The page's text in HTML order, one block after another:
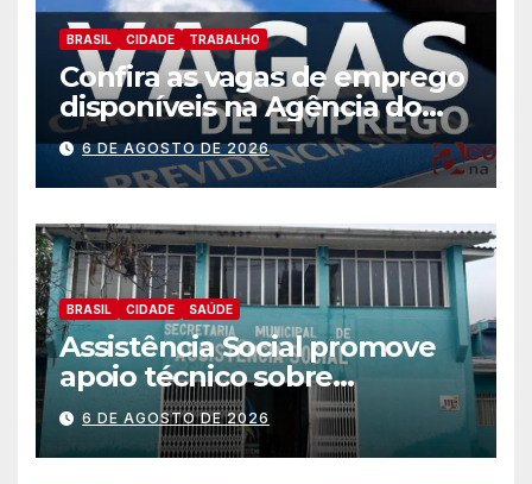
BRASIL CIDADE TRABALHO
Confira as vagas de emprego
disponíveis na Agência do
Trabalhador
6 DE AGOSTO DE 2026
BRASIL CIDADE SAÚDE
Assistência Social promove
apoio técnico sobre
preparação e resposta a
situações de emergência e
calamidade pública
6 DE AGOSTO DE 2026